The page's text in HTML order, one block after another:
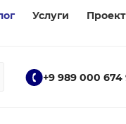
Услуги
+9 989 000 674